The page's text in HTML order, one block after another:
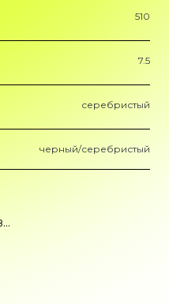
510
7.5
серебристый
черный/серебристый